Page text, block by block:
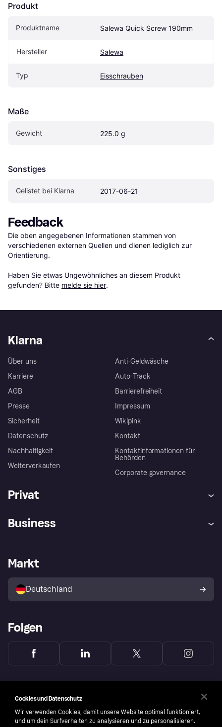
Produkt
Produktname Salewa Quick Screw 190mm
Hersteller Salewa
Typ Eisschrauben
Maße
Gewicht 225.0 g
Sonstiges
Gelistet bei Klarna 2017-06-21
Feedback
Die oben angegebenen Informationen stammen von
verschiedenen externen Quellen und dienen lediglich zur
Orientierung.
Haben Sie etwas Ungewöhnliches an diesem Produkt
gefunden? Bitte melde sie hier.
Klarna
Über uns
Karriere
AGB
Presse
Sicherheit
Datenschutz
Nachhaltigkeit
Weiterverkaufen
Anti-Geldwäsche
Auto-Track
Barrierefreiheit
Impressum
Wikipink
Kontakt
Kontaktinformationen für
Behörden
Corporate governance
Privat
Klarna App
Shops entdecken
Käuferschutzrichtlinie
Dein Widerrufsrecht
Business
Händlerportal
Markt
Deutschland
Folgen
Cookies und Datenschutz
Wir verwenden Cookies, damit unsere Website optimal funktioniert,
und um dein Surfverhalten zu analysieren und zu personalisieren.